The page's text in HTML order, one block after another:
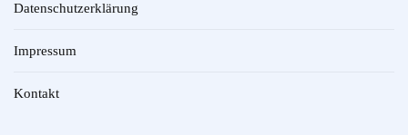
Datenschutzerklärung
Impressum
Kontakt